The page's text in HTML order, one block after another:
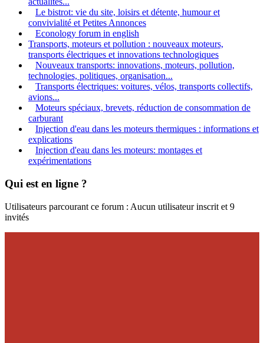
Le bistrot: vie du site, loisirs et détente, humour et
convivialité et Petites Annonces
Econology forum in english
Transports, moteurs et pollution : nouveaux moteurs,
transports électriques et innovations technologiques
Nouveaux transports: innovations, moteurs, pollution,
technologies, politiques, organisation...
Transports électriques: voitures, vélos, transports collectifs,
avions...
Moteurs spéciaux, brevets, réduction de consommation de
carburant
Injection d'eau dans les moteurs thermiques : informations et
explications
Injection d'eau dans les moteurs: montages et
expérimentations
Qui est en ligne ?
Utilisateurs parcourant ce forum : Aucun utilisateur inscrit et 9
invités